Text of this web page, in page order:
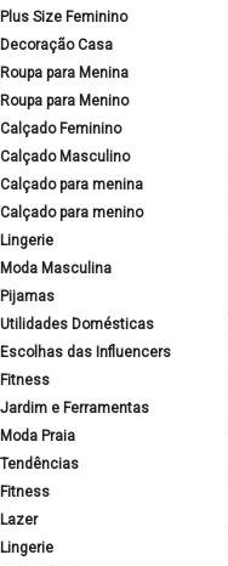
Plus Size Feminino
Decoração Casa
Roupa para Menina
Roupa para Menino
Calçado Feminino
Calçado Masculino
Calçado para menina
Calçado para menino
Lingerie
Moda Masculina
Pijamas
Utilidades Domésticas
Escolhas das Influencers
Fitness
Jardim e Ferramentas
Moda Praia
Tendências
Fitness
Lazer
Lingerie